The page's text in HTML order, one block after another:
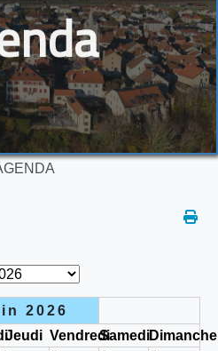
2026
Jeudi VendrediSamediDimanche